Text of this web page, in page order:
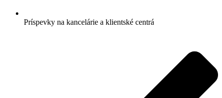
Príspevky na kancelárie a klientské centrá